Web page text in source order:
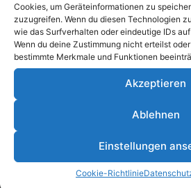
Cookies, um Geräteinformationen zu
zuzugreifen. Wenn du diesen Technologien
wie das Surfverhalten oder eindeutige IDs
Wenn du deine Zustimmung nicht erteilst
bestimmte Merkmale und Funktionen
Akzeptieren
Ablehnen
Einstellungen
Cookie-Richtlinie
Zum Kalender hinzufügen
13:00 - 18:00
Erich-
Rhein,